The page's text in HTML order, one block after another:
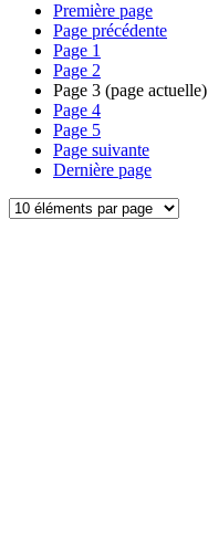
Première page
Page précédente
Page 1
Page 2
Page 3 (page actuelle)
Page 4
Page 5
Page suivante
Dernière page